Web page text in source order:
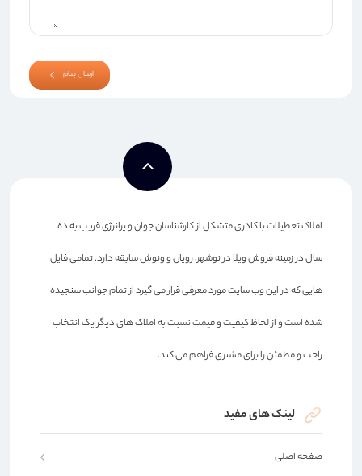
ارسال پیام
املاک تعطیلات با کادری متشکل از کارشناسان جوان و پرانرژی قریب به ده
سال در زمینه فروش ویلا در نوشهر، رویان و ونوش سابقه دارد. تمامی فایل
هایی که در این وب سایت مورد معرفی قرار می گیرد از تمام جوانب سنجیده
شده است و از لحاظ کیفیت و قیمت نسبت به املاک های دیگر یک انتخاب
راحت و مطمئن را برای مشتری فراهم می کند.
لینک های مفید
صفحه اصلی